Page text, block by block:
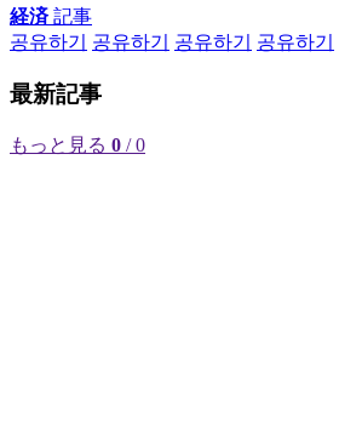
経済記事
공유하기
공유하기 공유하기 공유하기
最新記事
もっと見る 0 / 0